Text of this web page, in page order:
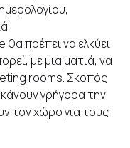
πρέπει να ελκύει
με μια ματιά, να
rooms. Σκοπός
γρήγορα την
τον χώρο για τους